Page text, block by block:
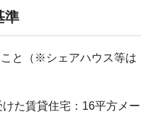
準
と（※シェアハウス等は
た賃貸住宅：16平方メー